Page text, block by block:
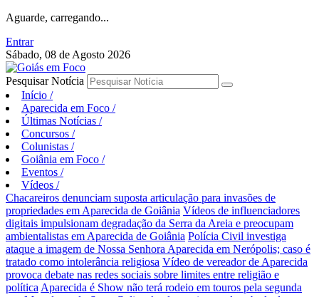
Aguarde, carregando...
Entrar
Sábado, 08 de Agosto 2026
Pesquisar Notícia
Início /
Aparecida em Foco /
Últimas Notícias /
Concursos /
Colunistas /
Goiânia em Foco /
Eventos /
Vídeos /
Chacareiros denunciam suposta articulação para invasões de
propriedades em Aparecida de Goiânia Vídeos de influenciadores
digitais impulsionam degradação da Serra da Areia e preocupam
ambientalistas em Aparecida de Goiânia Polícia Civil investiga
ataque a imagem de Nossa Senhora Aparecida em Nerópolis; caso é
tratado como intolerância religiosa Vídeo de vereador de Aparecida
provoca debate nas redes sociais sobre limites entre religião e
política Aparecida é Show não terá rodeio em touros pela segunda